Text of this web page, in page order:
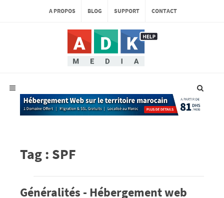
A PROPOS BLOG SUPPORT CONTACT
Tag : SPF
Généralités - Hébergement web